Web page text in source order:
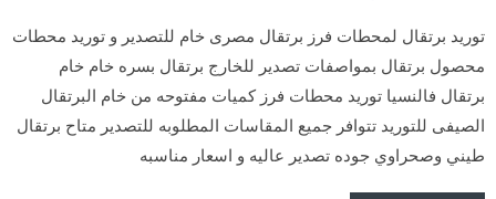
توريد برتقال لمحطات فرز برتقال مصرى خام للتصدير و توريد محطات
محصول برتقال بمواصفات تصدير للخارج برتقال بسره خام خام
برتقال فالنسيا توريد محطات فرز كميات مفتوحه من خام البرتقال
الصيفى للتوريد تتوافر جميع المقاسات المطلوبه للتصدير متاح برتقال
طيني وصحراوي جوده تصدير عاليه و اسعار مناسبه